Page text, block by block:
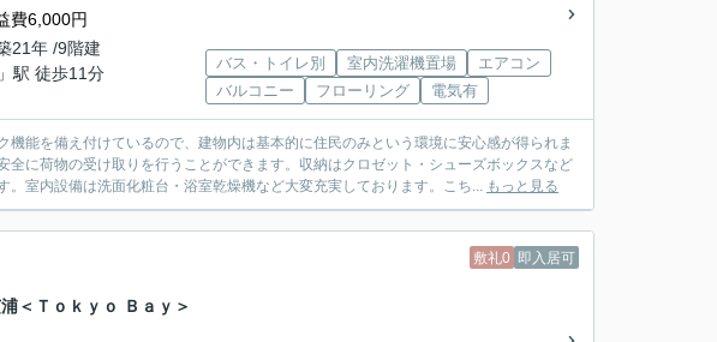
費6,000円
21年 /9階建
」駅 徒歩11分
バス・トイレ別 室内洗濯機置場
エアコン
バルコニー
フローリング 電気有
能を備え付けているので、建物内は基本的に住民のみという環境に安心感が得られま
に荷物の受け取りを行うことができます。収納はクロゼット・シューズボックスなど
室内設備は洗面化粧台・浴室乾燥機など大変充実しております。こち... もっと見る
敷礼0 即入居可
＜Ｔｏｋｙｏ Ｂａｙ＞